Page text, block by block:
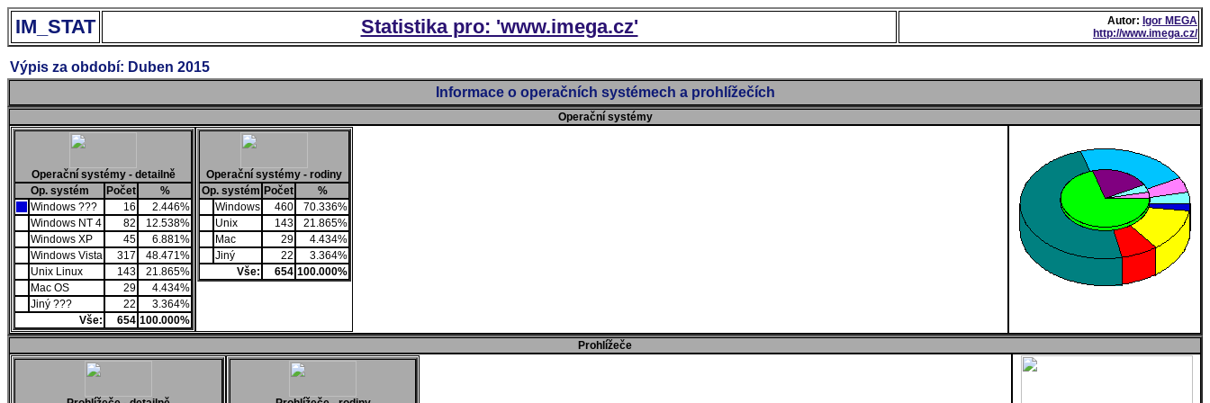
IM_STAT Statistika pro: 'www.imega.cz' Autor: Igor MEGA
http://www.imega.cz/
Výpis za období: Duben 2015
Informace o operačních systémech a prohlížečích
Operační systémy
Operační systémy - detailně
Op. systém
Počet
%
Windows ???
16
2.446%
Windows NT 4
82
12.538%
Windows XP
45
6.881%
Windows Vista
317
48.471%
Unix Linux
143
21.865%
Mac OS
29
4.434%
Jiný ???
22
3.364%
Vše:
654 100.000%
Operační systémy - rodiny
Op. systém Počet
%
Windows
460
70.336%
Unix
143
21.865%
Mac
29
4.434%
Jiný
22
3.364%
Vše:
654 100.000%
Prohlížeče